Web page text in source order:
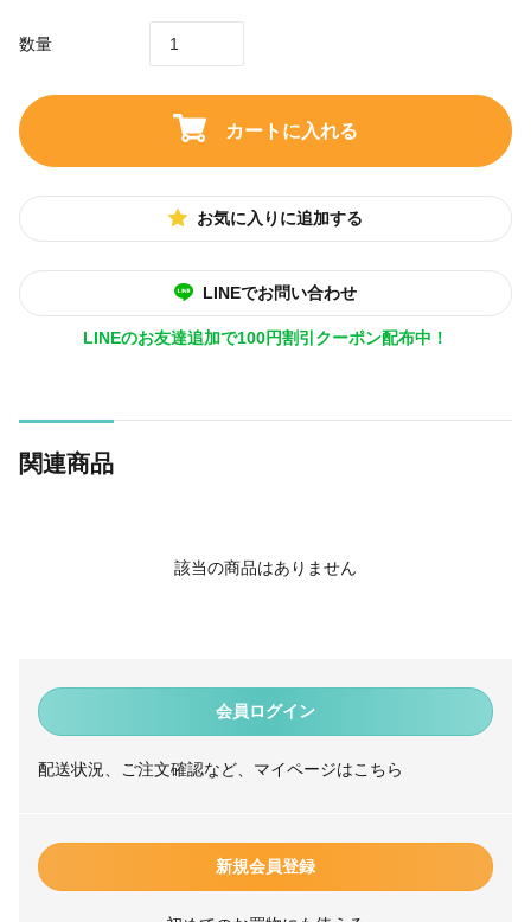
会員ログイン
配送状況、ご注文確認など、マイページはこちら
新規会員登録
数量
カートに入れる
お気に入りに追加する
LINEでお問い合わせ
LINEのお友達追加で100円割引クーポン配布中！
関連商品
該当の商品はありません